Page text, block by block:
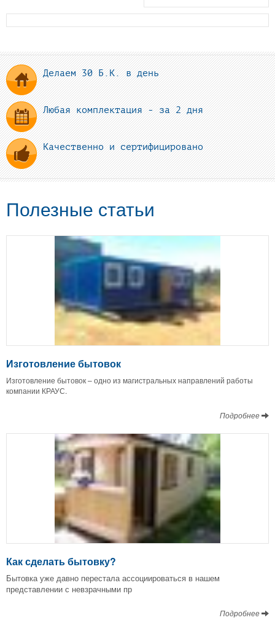
Делаем 30 Б.К. в день
Любая комплектация - за 2 дня
Качественно и сертифицировано
Полезные статьи
Изготовление бытовок
Изготовление бытовок – одно из магистральных направлений работы
компании КРАУС.
Подробнее
Как сделать бытовку?
Бытовка уже давно перестала ассоциироваться в нашем
представлении с невзрачными пр
Подробнее